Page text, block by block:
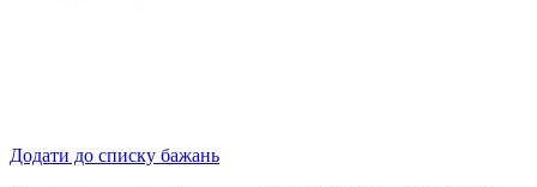
Додати до списку бажань